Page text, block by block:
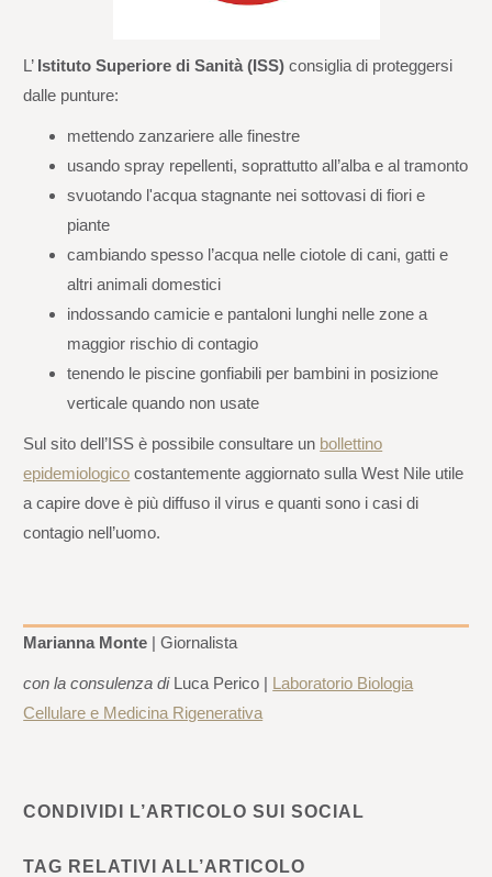
L’ Istituto Superiore di Sanità (ISS)consiglia di proteggersi
dalle punture:
mettendo zanzariere alle finestre
usando spray repellenti, soprattutto all’alba e al tramonto
svuotando l'acqua stagnante nei sottovasi di fiori e
piante
cambiando spesso l’acqua nelle ciotole di cani, gatti e
altri animali domestici
indossando camicie e pantaloni lunghi nelle zone a
maggior rischio di contagio
tenendo le piscine gonfiabili per bambini in posizione
verticale quando non usate
Sul sito dell’ISS è possibile consultare un bollettino
epidemiologico costantemente aggiornato sulla West Nile utile
a capire dove è più diffuso il virus e quanti sono i casi di
contagio nell’uomo.
Marianna Monte | Giornalista
con la consulenza diLuca Perico | Laboratorio Biologia
Cellulare e Medicina Rigenerativa
CONDIVIDI L’ARTICOLO SUI SOCIAL
TAG RELATIVI ALL’ARTICOLO